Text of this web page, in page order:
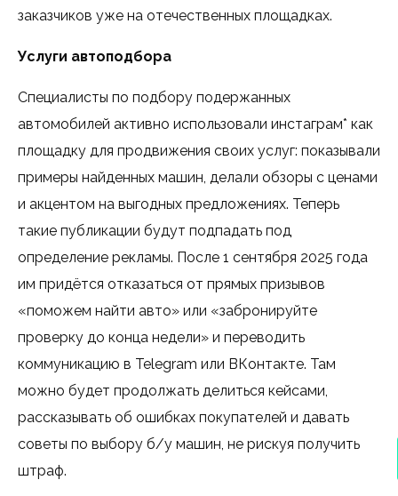
заказчиков уже на отечественных площадках.
Услуги автоподбора
Специалисты по подбору подержанных
автомобилей активно использовали инстаграм* как
площадку для продвижения своих услуг: показывали
примеры найденных машин, делали обзоры с ценами
и акцентом на выгодных предложениях. Теперь
такие публикации будут подпадать под
определение рекламы. После 1 сентября 2025 года
им придётся отказаться от прямых призывов
«поможем найти авто» или «забронируйте
проверку до конца недели» и переводить
коммуникацию в Telegram или ВКонтакте. Там
можно будет продолжать делиться кейсами,
рассказывать об ошибках покупателей и давать
советы по выбору б/у машин, не рискуя получить
штраф.